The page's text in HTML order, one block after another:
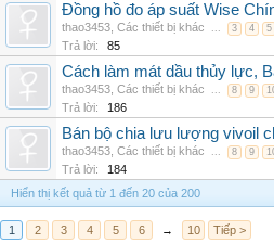
Đồng hồ đo áp suất Wise
thao3453 Các thiết bị khác ... 3 4 5
Trả lời: 85
Cách làm mát dầu thủy lực,
thao3453 Các thiết bị khác ... 8 9
Trả lời: 186
Bán bộ chia lưu lượng vivoil
thao3453 Các thiết bị khác ... 8 9
Trả lời:
184
Hiển thị kết quả từ 1 đến 20 của 200
1 2 3 4 5 6 → 10 Tiếp >